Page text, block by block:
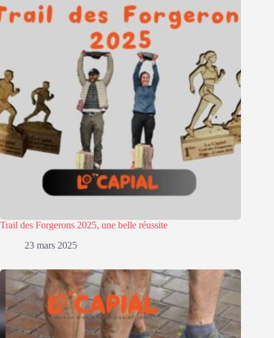
Trail des Forgerons 2025, une belle réussite
23 mars 2025